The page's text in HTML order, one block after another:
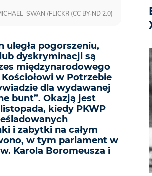
pogorszeniu,
dyskryminacji są
międzynarodowego
w Potrzebie
dla wydawanej
bunt”. Okazją jest
kiedy PKWP
i zabytki na całym
w tym parlament w
Karola Boromeusza i
/FLICKR (CC BY-ND 2.0)